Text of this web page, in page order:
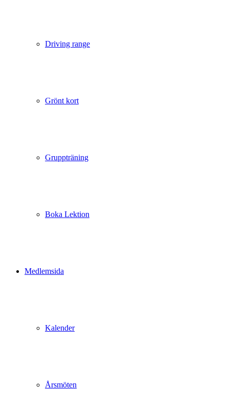
Driving range
Grönt kort
Gruppträning
Boka Lektion
Medlemsida
Kalender
Årsmöten